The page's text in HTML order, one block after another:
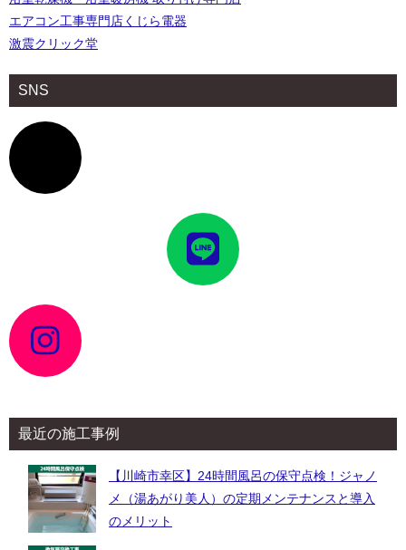
エアコン工事専門店くじら電器
激震クリック堂
SNS
イ
コ
ン
リ
イ
コ
ン
リ
イ
コ
ン
リ
最近の施工事例
【川崎市幸区】24時間風呂の保守点検！ジャノ
メ（湯あがり美人）の定期メンテナンスと導入
のメリット